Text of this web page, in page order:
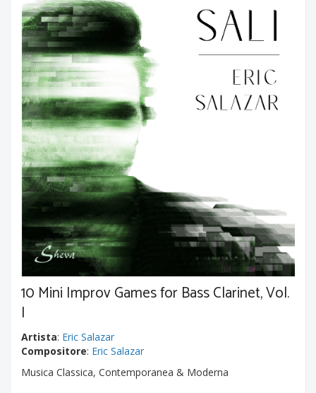
10 Mini Improv Games for Bass Clarinet, Vol.
I
Artista: Eric Salazar
Compositore: Eric Salazar
Musica Classica, Contemporanea & Moderna